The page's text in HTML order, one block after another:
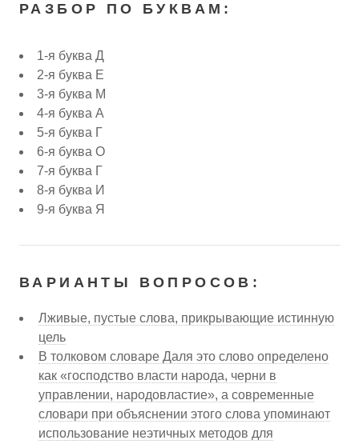
РАЗБОР ПО БУКВАМ:
1-я буква Д
2-я буква Е
3-я буква М
4-я буква А
5-я буква Г
6-я буква О
7-я буква Г
8-я буква И
9-я буква Я
ВАРИАНТЫ ВОПРОСОВ:
Лживые, пустые слова, прикрывающие истинную
цель
В толковом словаре Даля это слово определено
как «господство власти народа, черни в
управлении, народовластие», а современные
словари при объяснении этого слова упоминают
использование неэтичных методов для